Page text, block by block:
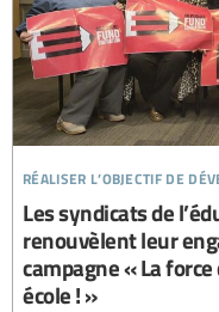
réaliser l’objectif de
Les syndicats de
renouvèlent leur
campagne « La
école ! »